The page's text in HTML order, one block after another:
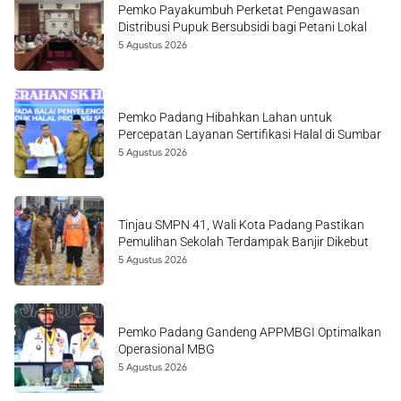
Pemko Payakumbuh Perketat Pengawasan
Distribusi Pupuk Bersubsidi bagi Petani Lokal
5 Agustus 2026
Pemko Padang Hibahkan Lahan untuk
Percepatan Layanan Sertifikasi Halal di Sumbar
5 Agustus 2026
Tinjau SMPN 41, Wali Kota Padang Pastikan
Pemulihan Sekolah Terdampak Banjir Dikebut
5 Agustus 2026
Pemko Padang Gandeng APPMBGI Optimalkan
Operasional MBG
5 Agustus 2026